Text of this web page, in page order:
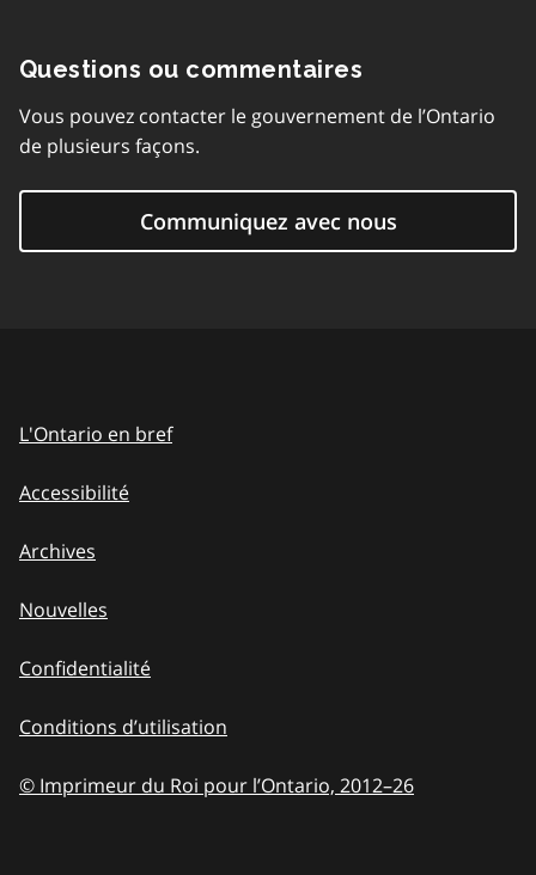
Questions ou commentaires
Vous pouvez contacter le gouvernement de l’Ontario
de plusieurs façons.
Communiquez avec nous
L'Ontario en bref
Accessibilité
Archives
Nouvelles
Confidentialité
Conditions d’utilisation
© Imprimeur du Roi pour l’Ontario, 2012–to
26